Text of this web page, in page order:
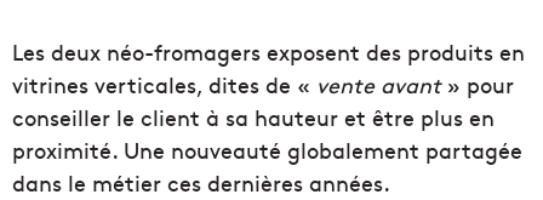
Les deux néo-fromagers exposent des produits en
vitrines verticales, dites de « vente avant» pour
conseiller le client à sa hauteur et être plus en
proximité. Une nouveauté globalement partagée
dans le métier ces dernières années.